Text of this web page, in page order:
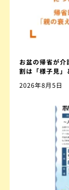
お盆の帰省が
割は「様子見」
2026年8月5日